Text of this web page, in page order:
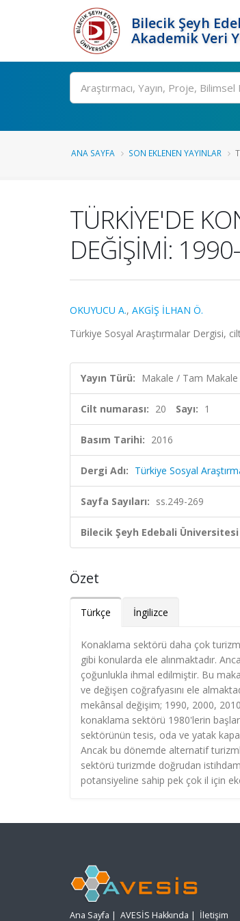
Bilecik Şeyh
Akademik Veri
Ara
ANA SAYFA SON EKLENEN YAYINLAR
TÜRKİYE'DE
DEĞİŞİMİ:
OKUYUCU A., AKGİŞ İLHAN Ö.
Türkiye Sosyal Araştırmalar Dergisi,
Yayın Türü: Makale / Tam Makale
Cilt numarası: 20 Sayı: 1
Basım Tarihi: 2016
Dergi Adı: Türkiye Sosyal
Sayfa Sayıları: ss.249-269
Bilecik Şeyh Edebali
Özet
Türkçe İngilizce
Konaklama sektörü daha çok
gibi konularda ele alınmaktadır.
çoğunlukla ihmal edilmiştir. Bu
ve değişen coğrafyasını ele
mekânsal değişim; 1990, 2000,
konaklama sektörü 1980'lerin
sektörünün tesis, oda ve yatak
Ancak bu dönemde alternatif
sektörü turizmde doğrudan
potansiyeline sahip pek çok il için
Ana Sayfa | AVESİS Hakkında | İletişim